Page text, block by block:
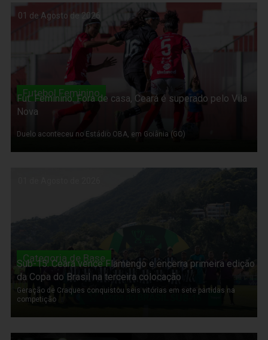
01 de Agosto de 2026
Futebol Feminino
Fut. Feminino: Fora de casa, Ceará é superado pelo Vila
Nova
Duelo aconteceu no Estádio OBA, em Goiânia (GO)
Categoria de Base
Sub-15: Ceará vence Flamengo e encerra primeira edição
da Copa do Brasil na terceira colocação
Geração de Craques conquistou seis vitórias em sete partidas na
competição